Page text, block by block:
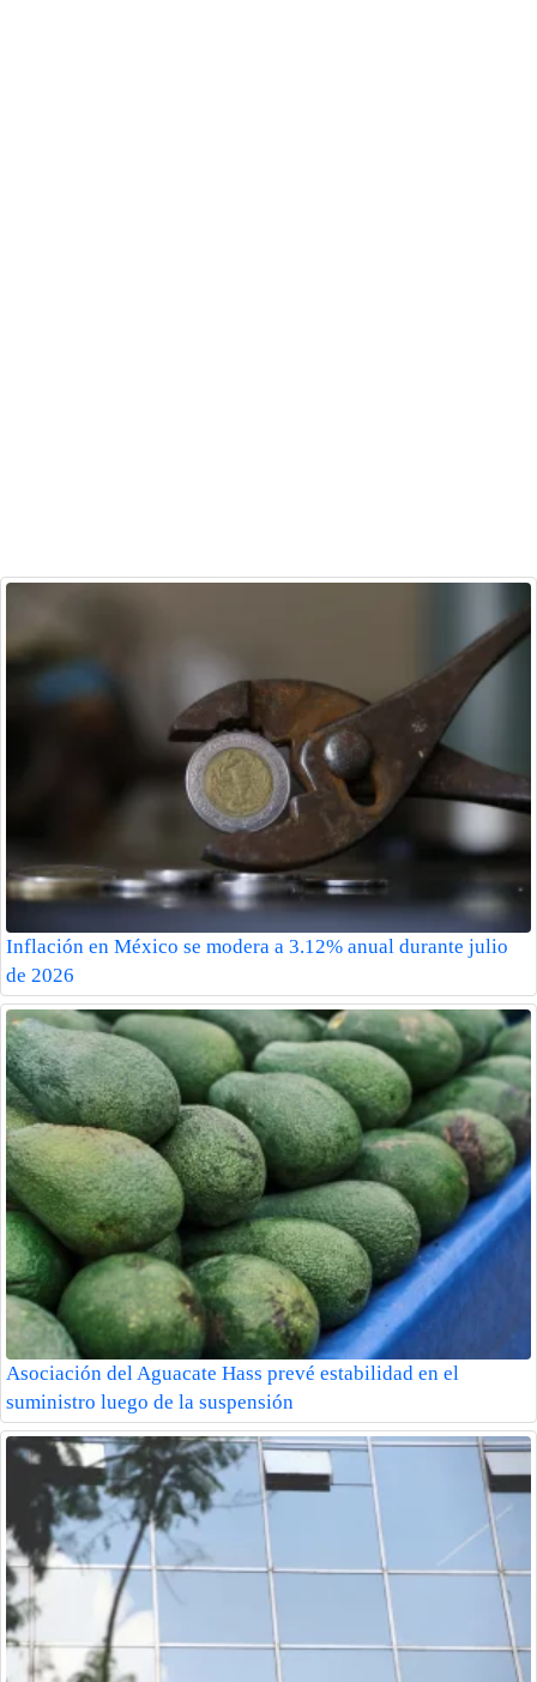
Inflación en México se modera a 3.12% anual durante julio
de 2026
Asociación del Aguacate Hass prevé estabilidad en el
suministro luego de la suspensión